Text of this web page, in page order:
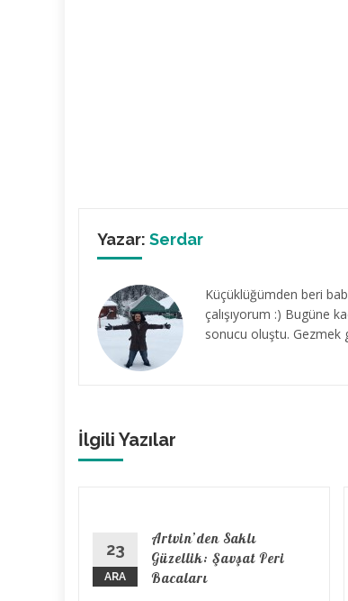
Yazar: Serdar
Küçüklüğümden beri
çalışıyorum :) Bugüne
sonucu oluştu. Gezmek
İlgili Yazılar
23
ARA
Artvin’den Saklı
Güzellik: Şavşat Peri
Bacaları